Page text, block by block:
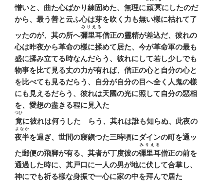
憎いと、曲た心ばかり練固めた、無理に頑冥にしたのだ
から、最う善と云ふ心は芽を吹く力も無い樣に枯れて了
ッたのが、其の所へ彌里耳
みりえる
僧正の靈精が差込だ、彼れの
心は昨夜から革命の樣に揉めて居た、今が革命軍の最も
盛に揉み立てる時なんだらう、彼れにして若し少しでも
物事を比て見る丈の力が有れば、僧正の心と自分の心と
を比べても見るだらう、自分が自分の目へ全く人鬼の樣
にも見えるだらう、彼れは天國の光に照して自分の惡相
を、愛想の盡きる程に見入た
竟
つひ
に彼れは何うしたゞらう、其れは誰も知らぬ、此夜の
夜半
よなか
を過ぎ、世間の寢鎭つた三時頃にダインの町を通ッ
た郵便の飛脚が有る、其者が丁度彼の彌里耳
みりえる
僧正の前を
通過した時に、其戸口に一人の男が地に伏して合掌し、
神にでも祈る樣な身振で一心に家の中を拜んで居た